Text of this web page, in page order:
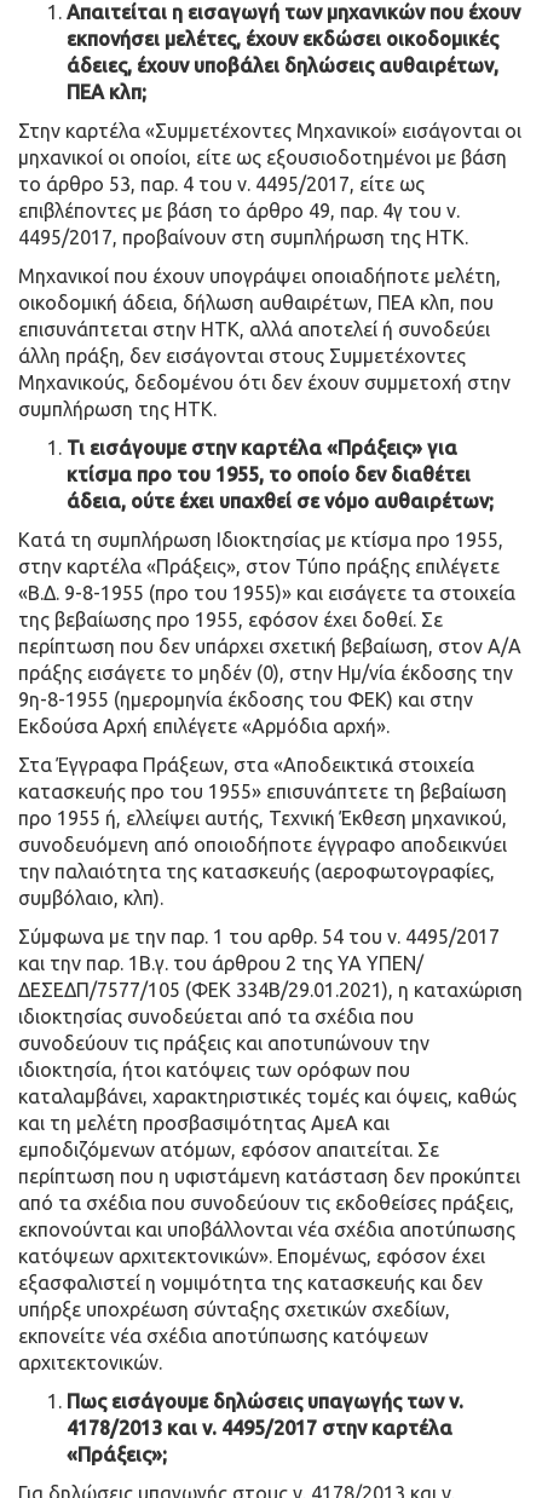
Απαιτείται η εισαγωγή των μηχανικών που έχουν
εκπονήσει μελέτες, έχουν εκδώσει οικοδομικές
άδειες, έχουν υποβάλει δηλώσεις αυθαιρέτων,
ΠΕΑ κλπ;
Στην καρτέλα «Συμμετέχοντες Μηχανικοί» εισάγονται οι
μηχανικοί οι οποίοι, είτε ως εξουσιοδοτημένοι με βάση
το άρθρο 53, παρ. 4 του ν. 4495/2017, είτε ως
επιβλέποντες με βάση το άρθρο 49, παρ. 4γ του ν.
4495/2017, προβαίνουν στη συμπλήρωση της ΗΤΚ.
Μηχανικοί που έχουν υπογράψει οποιαδήποτε μελέτη,
οικοδομική άδεια, δήλωση αυθαιρέτων, ΠΕΑ κλπ, που
επισυνάπτεται στην ΗΤΚ, αλλά αποτελεί ή συνοδεύει
άλλη πράξη, δεν εισάγονται στους Συμμετέχοντες
Μηχανικούς, δεδομένου ότι δεν έχουν συμμετοχή στην
συμπλήρωση της ΗΤΚ.
Τι εισάγουμε στην καρτέλα «Πράξεις» για
κτίσμα προ του 1955, το οποίο δεν διαθέτει
άδεια, ούτε έχει υπαχθεί σε νόμο αυθαιρέτων;
Κατά τη συμπλήρωση Ιδιοκτησίας με κτίσμα προ 1955,
στην καρτέλα «Πράξεις», στον Τύπο πράξης επιλέγετε
«Β.Δ. 9-8-1955 (προ του 1955)» και εισάγετε τα στοιχεία
της βεβαίωσης προ 1955, εφόσον έχει δοθεί. Σε
περίπτωση που δεν υπάρχει σχετική βεβαίωση, στον Α/Α
πράξης εισάγετε το μηδέν (0), στην Ημ/νία έκδοσης την
9η-8-1955 (ημερομηνία έκδοσης του ΦΕΚ) και στην
Εκδούσα Αρχή επιλέγετε «Αρμόδια αρχή».
Στα Έγγραφα Πράξεων, στα «Αποδεικτικά στοιχεία
κατασκευής προ του 1955» επισυνάπτετε τη βεβαίωση
προ 1955 ή, ελλείψει αυτής, Τεχνική Έκθεση μηχανικού,
συνοδευόμενη από οποιοδήποτε έγγραφο αποδεικνύει
την παλαιότητα της κατασκευής (αεροφωτογραφίες,
συμβόλαιο, κλπ).
Σύμφωνα με την παρ. 1 του αρθρ. 54 του ν. 4495/2017
και την παρ. 1Β.γ. του άρθρου 2 της ΥΑ ΥΠΕΝ/
ΔΕΣΕΔΠ/7577/105 (ΦΕΚ 334Β/29.01.2021), η καταχώριση
ιδιοκτησίας συνοδεύεται από τα σχέδια που
συνοδεύουν τις πράξεις και αποτυπώνουν την
ιδιοκτησία, ήτοι κατόψεις των ορόφων που
καταλαμβάνει, χαρακτηριστικές τομές και όψεις, καθώς
και τη μελέτη προσβασιμότητας ΑμεΑ και
εμποδιζόμενων ατόμων, εφόσον απαιτείται. Σε
περίπτωση που η υφιστάμενη κατάσταση δεν προκύπτει
από τα σχέδια που συνοδεύουν τις εκδοθείσες πράξεις,
εκπονούνται και υποβάλλονται νέα σχέδια αποτύπωσης
κατόψεων αρχιτεκτονικών». Επομένως, εφόσον έχει
εξασφαλιστεί η νομιμότητα της κατασκευής και δεν
υπήρξε υποχρέωση σύνταξης σχετικών σχεδίων,
εκπονείτε νέα σχέδια αποτύπωσης κατόψεων
αρχιτεκτονικών.
Πως εισάγουμε δηλώσεις υπαγωγής των ν.
4178/2013 και ν. 4495/2017 στην καρτέλα
«Πράξεις»;
Για δηλώσεις υπαγωγής στους ν. 4178/2013 και ν.